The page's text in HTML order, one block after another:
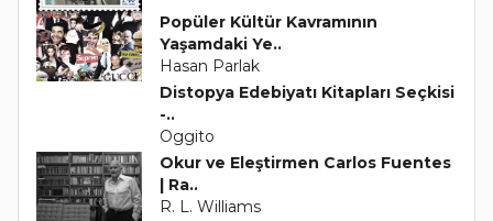
Popüler Kültür Kavramının
Yaşamdaki Ye..
Hasan Parlak
Distopya Edebiyatı Kitapları Seçkisi
-..
Oggito
Okur ve Eleştirmen Carlos Fuentes
| Ra..
R. L. Williams